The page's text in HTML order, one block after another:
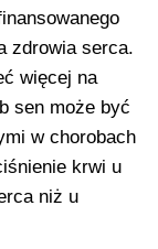
zdrowia serca.
więcej na
sen może być
w chorobach
krwi u
niż u